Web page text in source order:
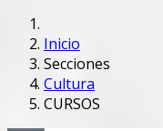
Inicio
Secciones
Cultura
CURSOS